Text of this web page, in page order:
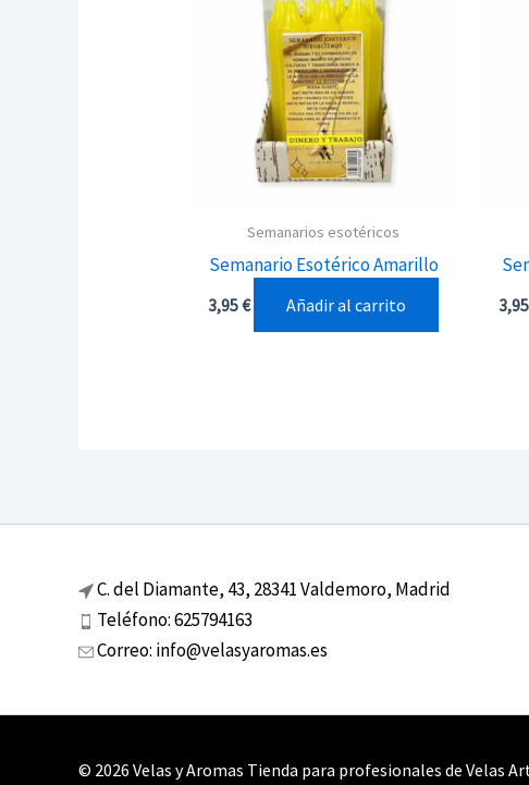
Semanarios esotéricos
Semanario Esotérico Amarillo
3,95€ Añadir al carrito
C. del Diamante, 43, 28341 Valdemoro, Madrid
Teléfono: 625794163
Correo: info@velasyaromas.es
© 2026 Velas y Aromas Tienda para profesionales de Velas